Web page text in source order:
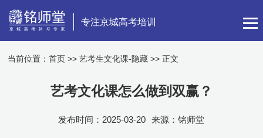
专注京城高考培训
当前位置：首页 >>艺考生文化课-隐藏 >> 正文
艺考文化课怎么做到双赢？
发布时间：2025-03-20 来源：铭师堂